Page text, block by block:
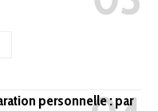
personnelle : par